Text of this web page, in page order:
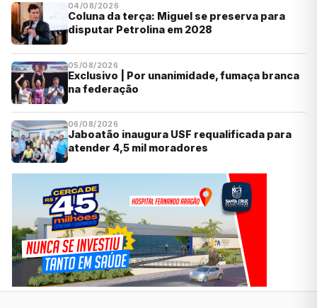
04/08/2026
Coluna da terça: Miguel se preserva para
disputar Petrolina em 2028
05/08/2026
Exclusivo | Por unanimidade, fumaça branca
na federação
06/08/2026
Jaboatão inaugura USF requalificada para
atender 4,5 mil moradores